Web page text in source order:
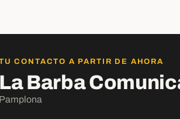
CONTACTO A PARTIR DE AHORA
La Barba
Pamplona